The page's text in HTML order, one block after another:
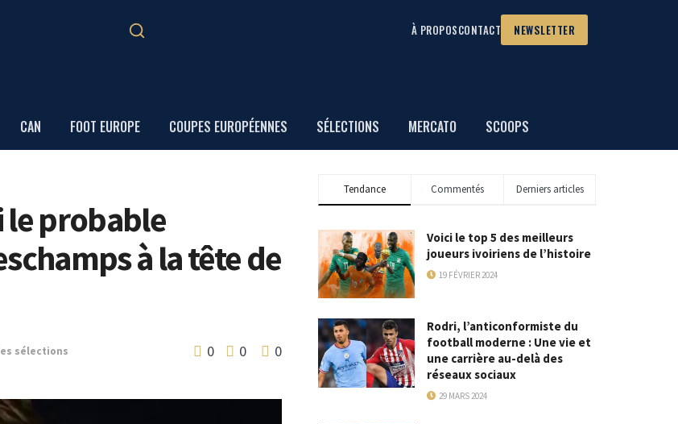
À PROPOSCONTACT NEWSLETTER
CAN FOOT EUROPE COUPES EUROPÉENNES SÉLECTIONS MERCATO SCOOPS
le probable
à la tête de
sélections 0 0 0
Tendance Commentés Derniers articles
Voici le top 5 des meilleurs
joueurs ivoiriens de l’histoire
19 FÉVRIER 2024
Rodri, l’anticonformiste du
football moderne : Une vie et
une carrière au-delà des
réseaux sociaux
29 MARS 2024